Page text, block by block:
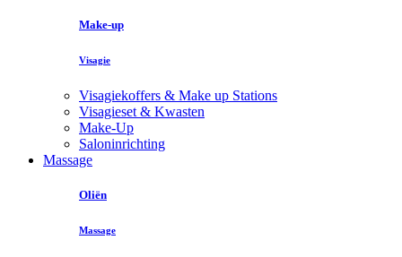
Make-up
Visagie
Visagiekoffers & Make up Stations
Visagieset & Kwasten
Make-Up
Saloninrichting
Massage
Oliën
Massage